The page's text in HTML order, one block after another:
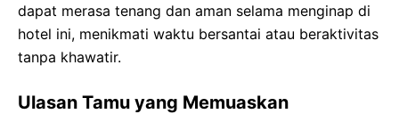
dapat merasa tenang dan aman selama menginap di
hotel ini, menikmati waktu bersantai atau beraktivitas
tanpa khawatir.
Ulasan Tamu yang Memuaskan